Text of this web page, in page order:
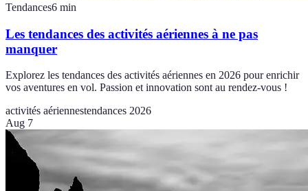
Tendances6 min
Les tendances des activités aériennes à ne pas
manquer
Explorez les tendances des activités aériennes en 2026 pour enrichir
vos aventures en vol. Passion et innovation sont au rendez-vous !
activités aériennestendances 2026
Aug 7